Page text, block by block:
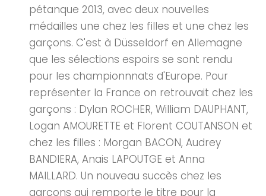
pétanque 2013, avec deux nouvelles
médailles une chez les filles et une chez les
garçons. C'est à Düsseldorf en Allemagne
que les sélections espoirs se sont rendu
pour les championnnats d'Europe. Pour
représenter la France on retrouvait chez les
garçons : Dylan ROCHER, William DAUPHANT,
Logan AMOURETTE et Florent COUTANSON et
chez les filles : Morgan BACON, Audrey
BANDIERA, Anais LAPOUTGE et Anna
MAILLARD. Un nouveau succès chez les
garçons qui remporte le titre pour la